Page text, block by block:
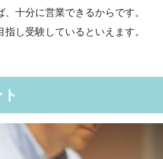
十分に営業できるからです。
し受験しているといえます。